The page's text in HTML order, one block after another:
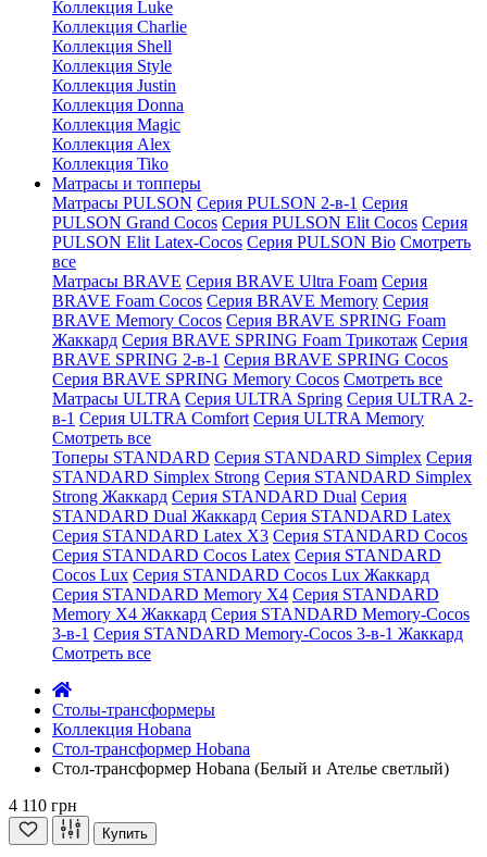
Коллекция Luke
Коллекция Charlie
Коллекция Shell
Коллекция Style
Коллекция Justin
Коллекция Donna
Коллекция Magic
Коллекция Alex
Коллекция Tiko
Матрасы и топперы
Матрасы PULSON Серия PULSON 2-в-1 Серия
PULSON Grand Cocos Серия PULSON Elit Cocos Серия
PULSON Elit Latex-Cocos Серия PULSON Bio Смотреть
все
Матрасы BRAVE Серия BRAVE Ultra Foam Серия
BRAVE Foam Cocos Серия BRAVE Memory Серия
BRAVE Memory Cocos Серия BRAVE SPRING Foam
Жаккард Серия BRAVE SPRING Foam Трикотаж Серия
BRAVE SPRING 2-в-1 Серия BRAVE SPRING Cocos
Серия BRAVE SPRING Memory Cocos Смотреть все
Матрасы ULTRA Серия ULTRA Spring Серия ULTRA 2-
в-1 Серия ULTRA Comfort Серия ULTRA Memory
Смотреть все
Топеры STANDARD Серия STANDARD Simplex Серия
STANDARD Simplex Strong Серия STANDARD Simplex
Strong Жаккард Серия STANDARD Dual Серия
STANDARD Dual Жаккард Серия STANDARD Latex
Серия STANDARD Latex X3 Серия STANDARD Cocos
Серия STANDARD Cocos Latex Серия STANDARD
Cocos Lux Серия STANDARD Cocos Lux Жаккард
Серия STANDARD Memory X4 Серия STANDARD
Memory X4 Жаккард Серия STANDARD Memory-Cocos
3-в-1 Серия STANDARD Memory-Cocos 3-в-1 Жаккард
Смотреть все
Cтолы-трансформеры
Коллекция Hobana
Стол-трансформер Hobana
Стол-трансформер Hobana (Белый и Ателье светлый)
4 110 грн
Купить